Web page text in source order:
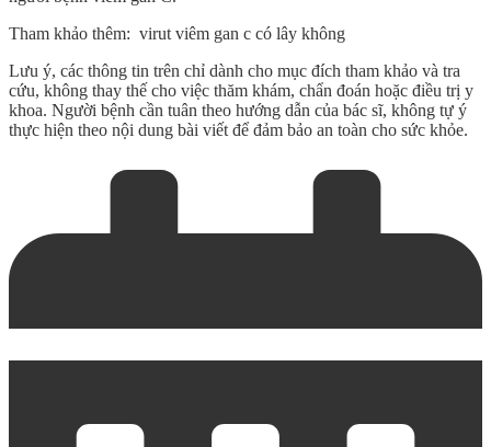
Tham khảo thêm: virut viêm gan c có lây không
Lưu ý, các thông tin trên chỉ dành cho mục đích tham khảo và tra
cứu, không thay thế cho việc thăm khám, chẩn đoán hoặc điều trị y
khoa. Người bệnh cần tuân theo hướng dẫn của bác sĩ, không tự ý
thực hiện theo nội dung bài viết để đảm bảo an toàn cho sức khỏe.